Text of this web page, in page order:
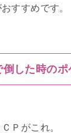
すすめです。
した時のポ
Ｐがこれ。